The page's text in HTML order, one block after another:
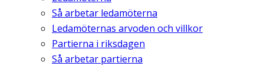
Så arbetar ledamöterna
Ledamöternas arvoden och villkor
Partierna i riksdagen
Så arbetar partierna